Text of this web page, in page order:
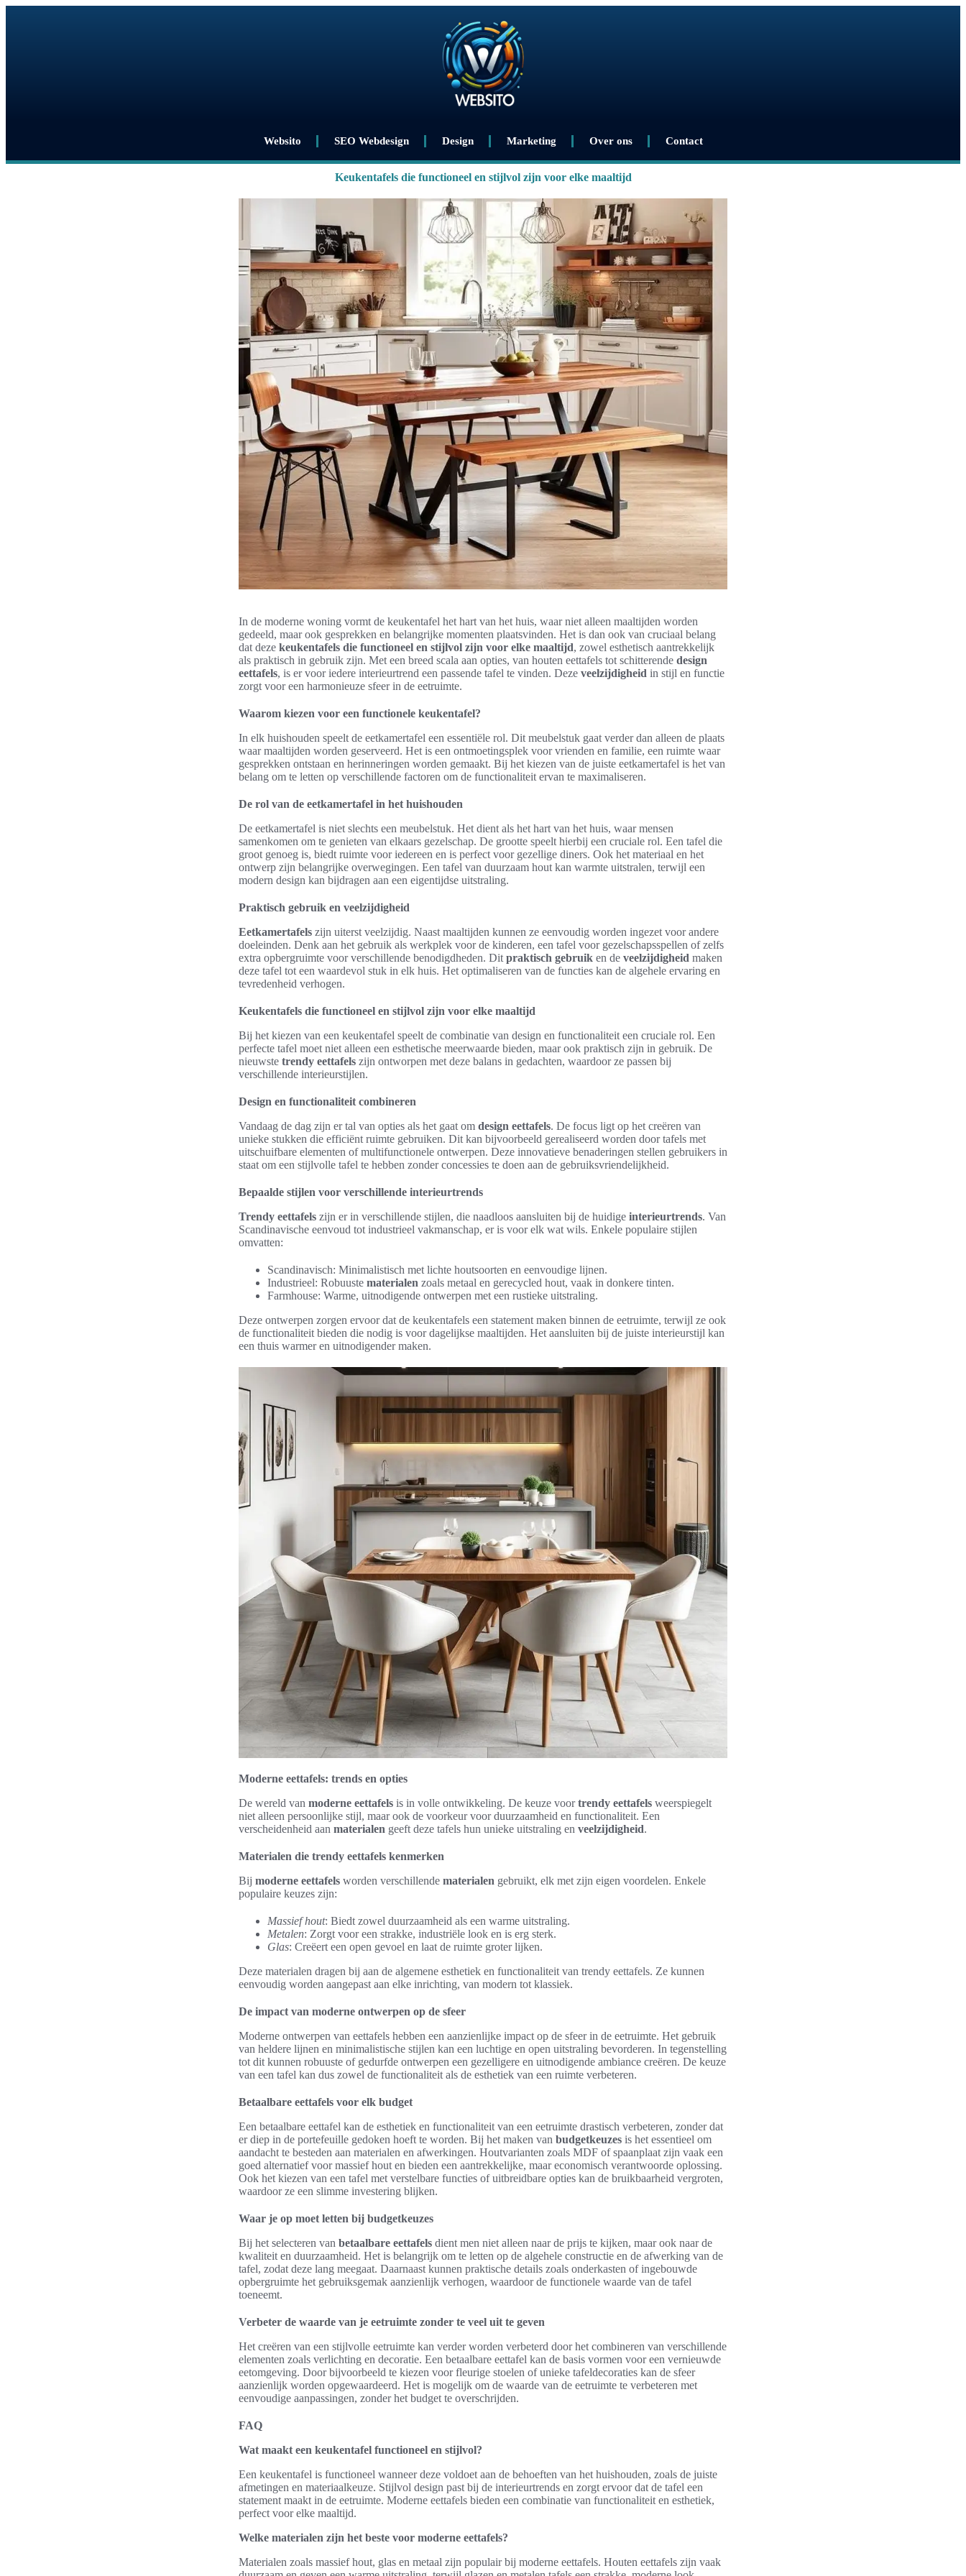
Websito SEO Webdesign Design Marketing Over ons Contact
Keukentafels die functioneel en stijlvol zijn voor elke maaltijd
In de moderne woning vormt de keukentafel het hart van het huis, waar niet alleen maaltijden worden
gedeeld, maar ook gesprekken en belangrijke momenten plaatsvinden. Het is dan ook van cruciaal belang
dat deze keukentafels die functioneel en stijlvol zijn voor elke maaltijd, zowel esthetisch aantrekkelijk
als praktisch in gebruik zijn. Met een breed scala aan opties, van houten eettafels tot schitterende design
eettafels, is er voor iedere interieurtrend een passende tafel te vinden. Deze veelzijdigheid in stijl en functie
zorgt voor een harmonieuze sfeer in de eetruimte.
Waarom kiezen voor een functionele keukentafel?
In elk huishouden speelt de eetkamertafel een essentiële rol. Dit meubelstuk gaat verder dan alleen de plaats
waar maaltijden worden geserveerd. Het is een ontmoetingsplek voor vrienden en familie, een ruimte waar
gesprekken ontstaan en herinneringen worden gemaakt. Bij het kiezen van de juiste eetkamertafel is het van
belang om te letten op verschillende factoren om de functionaliteit ervan te maximaliseren.
De rol van de eetkamertafel in het huishouden
De eetkamertafel is niet slechts een meubelstuk. Het dient als het hart van het huis, waar mensen
samenkomen om te genieten van elkaars gezelschap. De grootte speelt hierbij een cruciale rol. Een tafel die
groot genoeg is, biedt ruimte voor iedereen en is perfect voor gezellige diners. Ook het materiaal en het
ontwerp zijn belangrijke overwegingen. Een tafel van duurzaam hout kan warmte uitstralen, terwijl een
modern design kan bijdragen aan een eigentijdse uitstraling.
Praktisch gebruik en veelzijdigheid
Eetkamertafels zijn uiterst veelzijdig. Naast maaltijden kunnen ze eenvoudig worden ingezet voor andere
doeleinden. Denk aan het gebruik als werkplek voor de kinderen, een tafel voor gezelschapsspellen of zelfs
extra opbergruimte voor verschillende benodigdheden. Dit praktisch gebruik en de veelzijdigheid maken
deze tafel tot een waardevol stuk in elk huis. Het optimaliseren van de functies kan de algehele ervaring en
tevredenheid verhogen.
Keukentafels die functioneel en stijlvol zijn voor elke maaltijd
Bij het kiezen van een keukentafel speelt de combinatie van design en functionaliteit een cruciale rol. Een
perfecte tafel moet niet alleen een esthetische meerwaarde bieden, maar ook praktisch zijn in gebruik. De
nieuwste trendy eettafels zijn ontworpen met deze balans in gedachten, waardoor ze passen bij
verschillende interieurstijlen.
Design en functionaliteit combineren
Vandaag de dag zijn er tal van opties als het gaat om design eettafels. De focus ligt op het creëren van
unieke stukken die efficiënt ruimte gebruiken. Dit kan bijvoorbeeld gerealiseerd worden door tafels met
uitschuifbare elementen of multifunctionele ontwerpen. Deze innovatieve benaderingen stellen gebruikers in
staat om een stijlvolle tafel te hebben zonder concessies te doen aan de gebruiksvriendelijkheid.
Bepaalde stijlen voor verschillende interieurtrends
Trendy eettafels zijn er in verschillende stijlen, die naadloos aansluiten bij de huidige interieurtrends. Van
Scandinavische eenvoud tot industrieel vakmanschap, er is voor elk wat wils. Enkele populaire stijlen
omvatten:
Scandinavisch: Minimalistisch met lichte houtsoorten en eenvoudige lijnen.
Industrieel: Robuuste materialen zoals metaal en gerecycled hout, vaak in donkere tinten.
Farmhouse: Warme, uitnodigende ontwerpen met een rustieke uitstraling.
Deze ontwerpen zorgen ervoor dat de keukentafels een statement maken binnen de eetruimte, terwijl ze ook
de functionaliteit bieden die nodig is voor dagelijkse maaltijden. Het aansluiten bij de juiste interieurstijl kan
een thuis warmer en uitnodigender maken.
Moderne eettafels: trends en opties
De wereld van moderne eettafels is in volle ontwikkeling. De keuze voortrendy eettafels weerspiegelt
niet alleen persoonlijke stijl, maar ook de voorkeur voor duurzaamheid en functionaliteit. Een
verscheidenheid aan materialen geeft deze tafels hun unieke uitstraling en veelzijdigheid.
Materialen die trendy eettafels kenmerken
Bij moderne eettafels worden verschillende materialen gebruikt, elk met zijn eigen voordelen. Enkele
populaire keuzes zijn:
Massief hout: Biedt zowel duurzaamheid als een warme uitstraling.
Metalen: Zorgt voor een strakke, industriële look en is erg sterk.
Glas: Creëert een open gevoel en laat de ruimte groter lijken.
Deze materialen dragen bij aan de algemene esthetiek en functionaliteit van trendy eettafels. Ze kunnen
eenvoudig worden aangepast aan elke inrichting, van modern tot klassiek.
De impact van moderne ontwerpen op de sfeer
Moderne ontwerpen van eettafels hebben een aanzienlijke impact op de sfeer in de eetruimte. Het gebruik
van heldere lijnen en minimalistische stijlen kan een luchtige en open uitstraling bevorderen. In tegenstelling
tot dit kunnen robuuste of gedurfde ontwerpen een gezelligere en uitnodigende ambiance creëren. De keuze
van een tafel kan dus zowel de functionaliteit als de esthetiek van een ruimte verbeteren.
Betaalbare eettafels voor elk budget
Een betaalbare eettafel kan de esthetiek en functionaliteit van een eetruimte drastisch verbeteren, zonder dat
er diep in de portefeuille gedoken hoeft te worden. Bij het maken van budgetkeuzes is het essentieel om
aandacht te besteden aan materialen en afwerkingen. Houtvarianten zoals MDF of spaanplaat zijn vaak een
goed alternatief voor massief hout en bieden een aantrekkelijke, maar economisch verantwoorde oplossing.
Ook het kiezen van een tafel met verstelbare functies of uitbreidbare opties kan de bruikbaarheid vergroten,
waardoor ze een slimme investering blijken.
Waar je op moet letten bij budgetkeuzes
Bij het selecteren van betaalbare eettafels dient men niet alleen naar de prijs te kijken, maar ook naar de
kwaliteit en duurzaamheid. Het is belangrijk om te letten op de algehele constructie en de afwerking van de
tafel, zodat deze lang meegaat. Daarnaast kunnen praktische details zoals onderkasten of ingebouwde
opbergruimte het gebruiksgemak aanzienlijk verhogen, waardoor de functionele waarde van de tafel
toeneemt.
Verbeter de waarde van je eetruimte zonder te veel uit te geven
Het creëren van een stijlvolle eetruimte kan verder worden verbeterd door het combineren van verschillende
elementen zoals verlichting en decoratie. Een betaalbare eettafel kan de basis vormen voor een vernieuwde
eetomgeving. Door bijvoorbeeld te kiezen voor fleurige stoelen of unieke tafeldecoraties kan de sfeer
aanzienlijk worden opgewaardeerd. Het is mogelijk om de waarde van de eetruimte te verbeteren met
eenvoudige aanpassingen, zonder het budget te overschrijden.
FAQ
Wat maakt een keukentafel functioneel en stijlvol?
Een keukentafel is functioneel wanneer deze voldoet aan de behoeften van het huishouden, zoals de juiste
afmetingen en materiaalkeuze. Stijlvol design past bij de interieurtrends en zorgt ervoor dat de tafel een
statement maakt in de eetruimte. Moderne eettafels bieden een combinatie van functionaliteit en esthetiek,
perfect voor elke maaltijd.
Welke materialen zijn het beste voor moderne eettafels?
Materialen zoals massief hout, glas en metaal zijn populair bij moderne eettafels. Houten eettafels zijn vaak